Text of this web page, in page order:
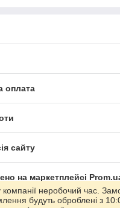
оплата
сайту
на маркетплейсі
компанії неробочий час.
будуть оброблені з